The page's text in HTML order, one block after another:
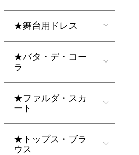
★舞台用ドレス
★バタ・デ・コー
ラ
★ファルダ・スカ
ート
★トップス・ブラ
ウス